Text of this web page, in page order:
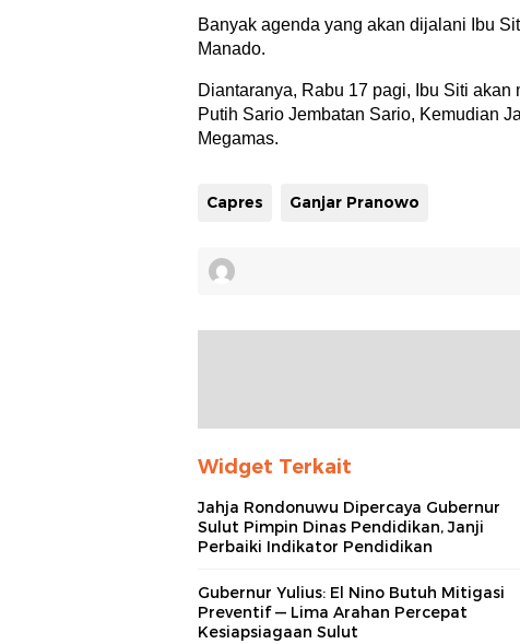
Banyak agenda yang akan dijalani Ibu
Manado.
Diantaranya, Rabu 17 pagi, Ibu Siti akan
Putih Sario Jembatan Sario, Kemudian
Megamas.
Capres Ganjar Pranowo
Widget Terkait
Jahja Rondonuwu Dipercaya Gubernur
Sulut Pimpin Dinas Pendidikan, Janji
Perbaiki Indikator Pendidikan
Gubernur Yulius: El Nino Butuh Mitigasi
Preventif — Lima Arahan Percepat
Kesiapsiagaan Sulut